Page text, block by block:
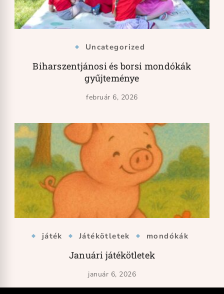
Uncategorized
Biharszentjánosi és borsi mondókák
gyűjteménye
február 6, 2026
játék Játékötletek mondókák
Januári játékötletek
január 6, 2026